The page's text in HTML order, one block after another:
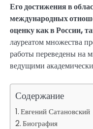
Его достижения в
международных
оценку как в России,
лауреатом множества
работы переведены на
ведущими
Содержание
Евгений Сатановский
Биография